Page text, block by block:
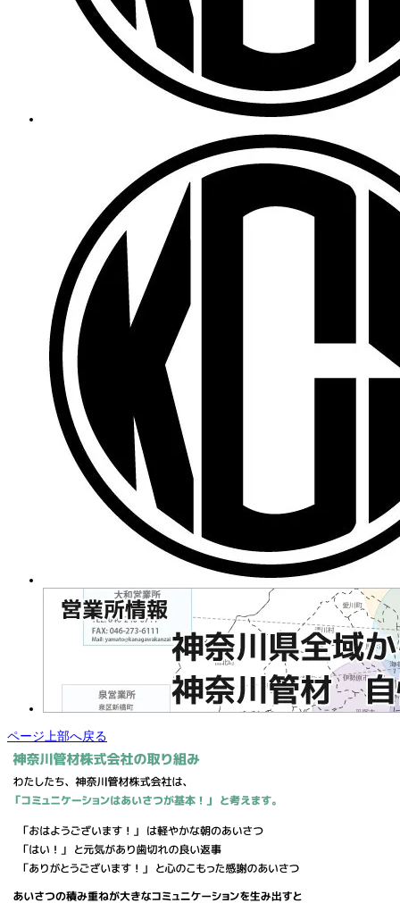
ページ上部へ戻る